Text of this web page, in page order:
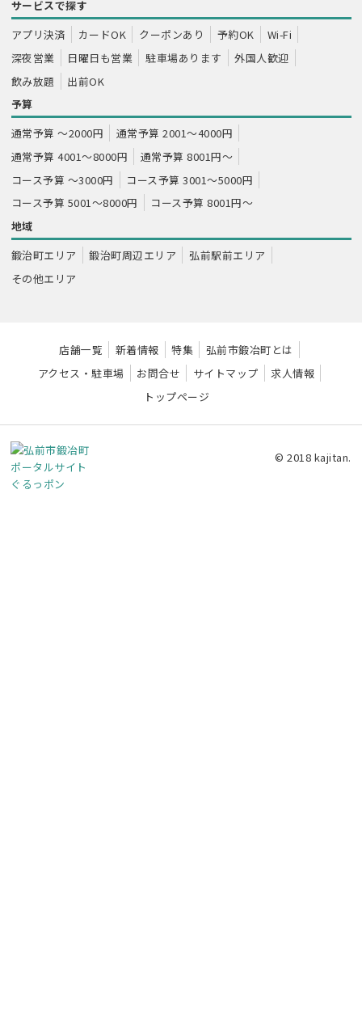
サービスで探す
アプリ決済
カードOK クーポンあり 予約OK
Wi-Fi
深夜営業
日曜日も営業 駐車場あります
外国人歓迎
飲み放題
出前OK
予算
通常予算 ～2000円
通常予算 2001～4000円
通常予算 4001～8000円
通常予算 8001円～
コース予算 ～3000円
コース予算 3001～5000円
コース予算 5001～8000円
コース予算 8001円～
地域
鍛治町エリア
鍛治町周辺エリア
弘前駅前エリア
その他エリア
店舗一覧 新着情報 特集
弘前市鍛冶町とは
アクセス・駐車場
お問合せ サイトマップ
求人情報
トップページ
© 2018 kajitan.